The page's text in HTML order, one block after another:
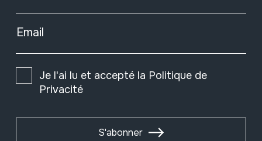
Email
Je l'ai lu et accepté la Politique de
Privacité
S'abonner